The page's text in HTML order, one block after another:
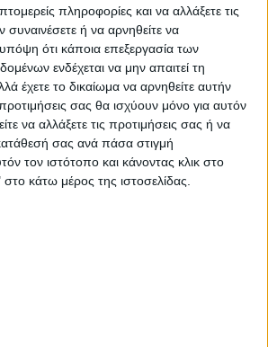
πληροφορίες και να αλλάξετε τις
συναινέσετε ή να αρνηθείτε να
ότι κάποια επεξεργασία των
ενδέχεται να μην απαιτεί τη
έχετε το δικαίωμα να αρνηθείτε αυτήν
σας θα ισχύουν μόνο για αυτόν
να αλλάξετε τις προτιμήσεις σας ή να
σας ανά πάσα στιγμή
τον ιστότοπο και κάνοντας κλικ στο
κάτω μέρος της ιστοσελίδας.
ΝΕΟΣ ΑΓΩΝ
https://neosagon.gr
Πρωινή Εφημερίδα της Καρδίτσας